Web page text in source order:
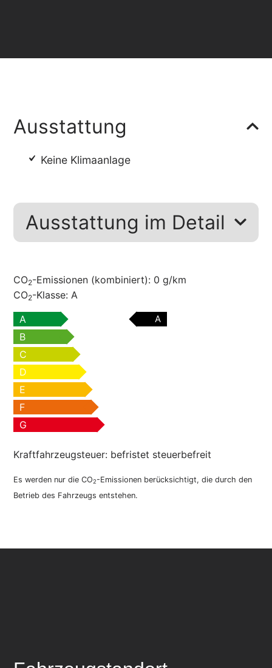
Ausstattung
Keine Klimaanlage
Ausstattung im Detail
CO2-Emissionen (kombiniert): 0 g/km
CO2-Klasse: A
A
A
B
C
D
E
F
G
Kraftfahrzeugsteuer: befristet steuerbefreit
Es werden nur die CO2-Emissionen berücksichtigt, die durch den
Betrieb des Fahrzeugs entstehen.